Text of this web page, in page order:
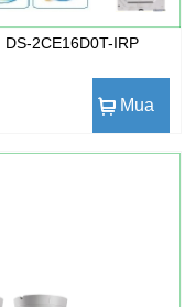
2CE16D0T-IRP
Mua